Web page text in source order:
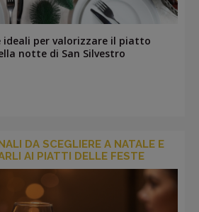
ideali per valorizzare il piatto
notte di San Silvestro
DA SCEGLIERE A NATALE E
AI PIATTI DELLE FESTE